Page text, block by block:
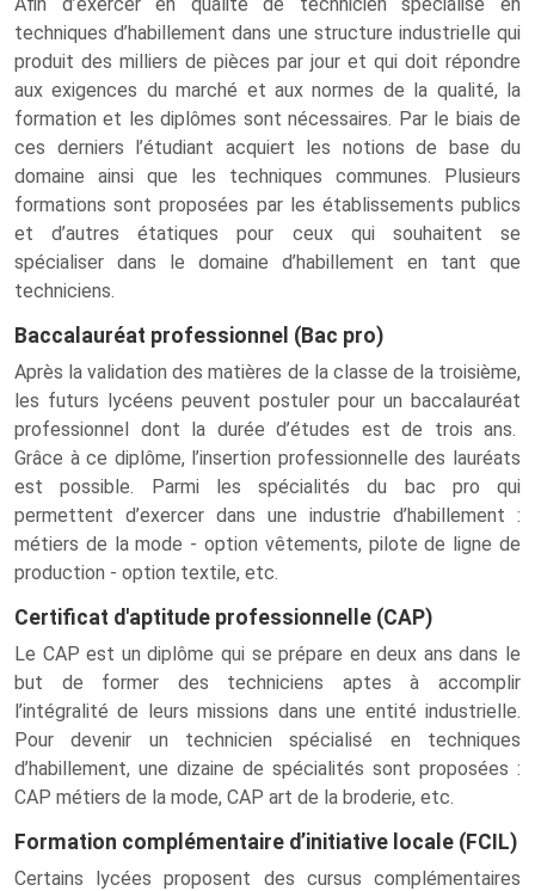
techniques d’habillement dans une structure industrielle qui
produit des milliers de pièces par jour et qui doit répondre
aux exigences du marché et aux normes de la qualité, la
formation et les diplômes sont nécessaires. Par le biais de
ces derniers l’étudiant acquiert les notions de base du
domaine ainsi que les techniques communes. Plusieurs
formations sont proposées par les établissements publics
et d’autres étatiques pour ceux qui souhaitent se
spécialiser dans le domaine d’habillement en tant que
techniciens.
Baccalauréat professionnel (Bac pro)
Après la validation des matières de la classe de la troisième,
les futurs lycéens peuvent postuler pour un baccalauréat
professionnel dont la durée d’études est de trois ans.
Grâce à ce diplôme, l’insertion professionnelle des lauréats
est possible. Parmi les spécialités du bac pro qui
permettent d’exercer dans une industrie d’habillement :
métiers de la mode - option vêtements, pilote de ligne de
production - option textile, etc.
Certificat d'aptitude professionnelle (CAP)
Le CAP est un diplôme qui se prépare en deux ans dans le
but de former des techniciens aptes à accomplir
l’intégralité de leurs missions dans une entité industrielle.
Pour devenir un technicien spécialisé en techniques
d’habillement, une dizaine de spécialités sont proposées :
CAP métiers de la mode, CAP art de la broderie, etc.
Formation complémentaire d’initiative locale (FCIL)
Certains lycées proposent des cursus complémentaires